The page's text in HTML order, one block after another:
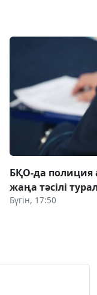
БҚО-да полиция
жаңа тәсілі
Бүгін, 17:50